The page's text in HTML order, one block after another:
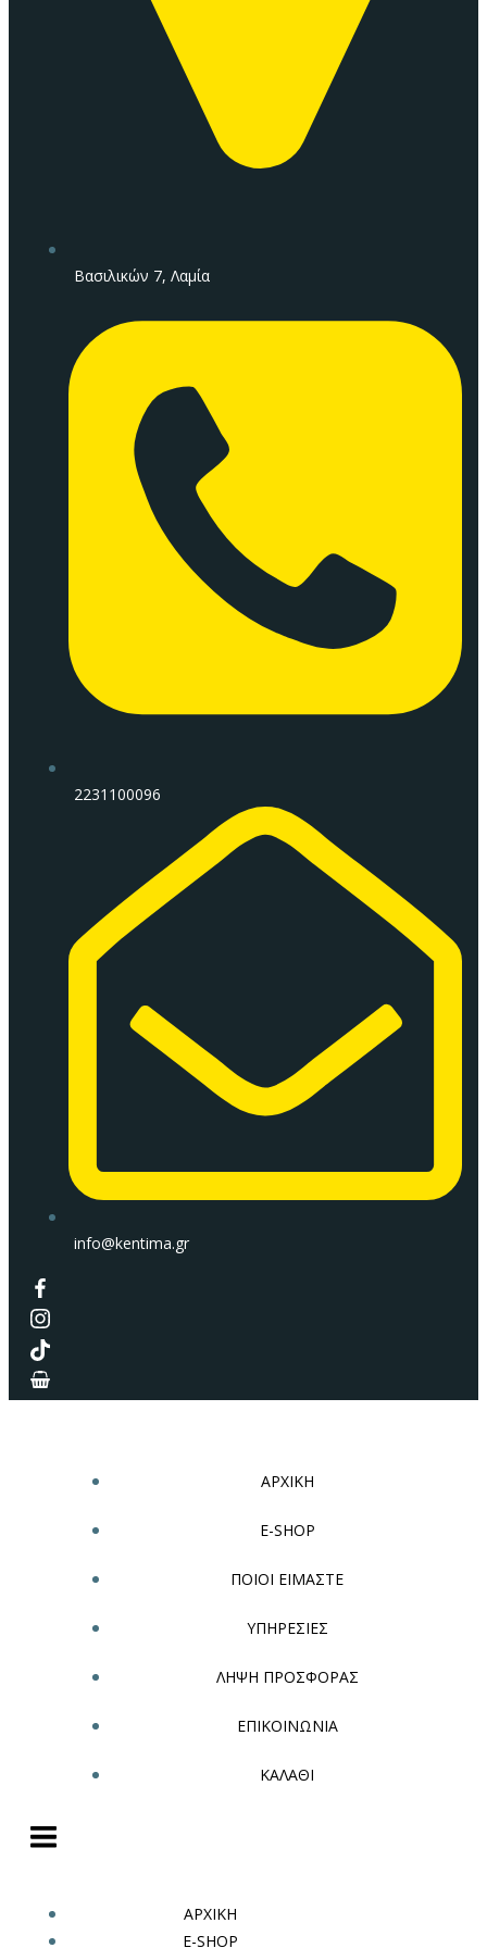
Βασιλικών 7, Λαμία
2231100096
info@kentima.gr
ΑΡΧΙΚΗ
E-SHOP
ΠΟΙΟΙ ΕΙΜΑΣΤΕ
ΥΠΗΡΕΣΙΕΣ
ΛΗΨΗ ΠΡΟΣΦΟΡΑΣ
ΕΠΙΚΟΙΝΩΝΙΑ
ΚΑΛΑΘΙ
ΑΡΧΙΚΗ
E-SHOP